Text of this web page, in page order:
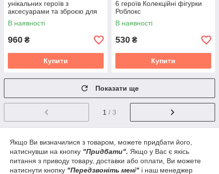
унікальних героїв з
аксесуарами та зброєю для
яскравих пригод
В наявності
960 ₴
Купити
6 героїв Колекційні фігурки
Роблокс
В наявності
530 ₴
Купити
Показати ще
1 / 3
Якщо Ви визначилися з товаром, можете придбати його,
натиснувши на кнопку "Придбати". Якщо у Вас є якісь
питання з приводу товару, доставки або оплати, Ви можете
натиснути кнопку "Передзвоніть мені" і наш менеджер